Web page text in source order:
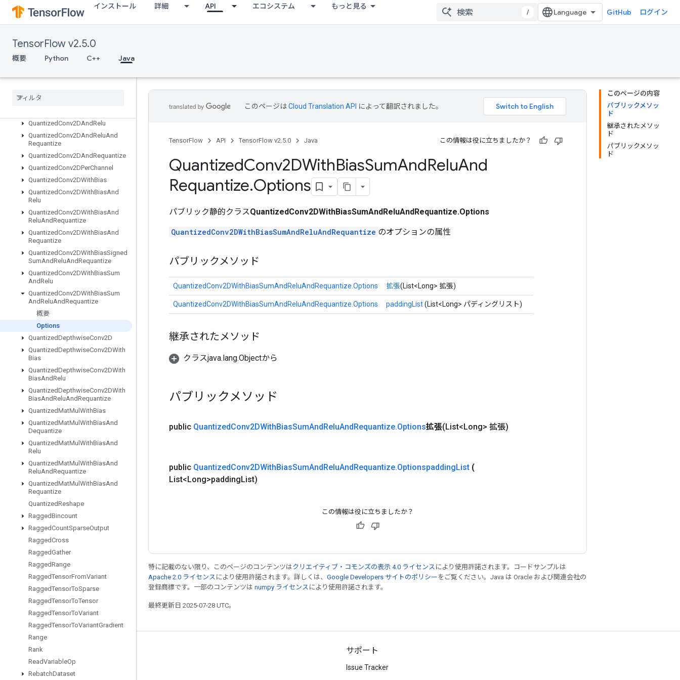
インストール 詳細 API エコシステム もっと見る
/ GitHub ログイン
TensorFlow v2.5.0
概要 Python C++ Java
Prelinearize
PrelinearizeTuple
Quantized
QuantizedConv2DAndRelu
QuantizedConv2DAndReluAnd
Requantize
QuantizedConv2DAndRequantize
QuantizedConv2DPerChannel
QuantizedConv2DWithBias
QuantizedConv2DWithBiasAnd
Relu
QuantizedConv2DWithBiasAnd
ReluAndRequantize
QuantizedConv2DWithBiasAnd
Requantize
QuantizedConv2DWithBiasSigned
SumAndReluAndRequantize
QuantizedConv2DWithBiasSum
AndRelu
QuantizedConv2DWithBiasSum
AndReluAndRequantize
概要
Options
QuantizedDepthwiseConv2D
QuantizedDepthwiseConv2DWith
Bias
QuantizedDepthwiseConv2DWith
BiasAndRelu
QuantizedDepthwiseConv2DWith
BiasAndReluAndRequantize
QuantizedMatMul WithBias
QuantizedMatMul WithBiasAnd
Dequantize
QuantizedMatMul WithBiasAnd
Relu
QuantizedMatMul WithBiasAnd
ReluAndRequantize
QuantizedMatMul WithBiasAnd
Requantize
QuantizedReshape
RaggedBincount
RaggedCountSparseOutput
RaggedCross
RaggedGather
RaggedRange
RaggedTensorFromVariant
RaggedTensorToSparse
RaggedTensorToTensor
RaggedTensorToVariant
RaggedTensorToVariantGradient
Range
Rank
ReadVariableOp
RebatchDataset
このページの内容
パブリックメソッ
ド
継承されたメソッ
ド
パブリックメソッ
ド
このページはCloud Translation API によって翻訳されました。
TensorFlow API TensorFlow v2.5.0 Java この情報は役に立ちましたか？
QuantizedConv2DWithBiasSumAndReluAnd
Requantize.Options
パブリック静的クラスQuantizedConv2DWithBiasSumAndReluAndRequantize.Options
QuantizedConv2DWithBiasSumAndReluAndRequantize のオプションの属性
パブリックメソッド
QuantizedConv2DWithBiasSumAndReluAndRequantize.Options 拡張(List<Long> 拡張)
QuantizedConv2DWithBiasSumAndReluAndRequantize.Options paddingList(List<Long> パディングリスト)
継承されたメソッド
クラスjava.lang.Objectから
パブリックメソッド
public QuantizedConv2DWithBiasSumAndReluAndRequantize.Options拡張(List<Long> 拡張)
public QuantizedConv2DWithBiasSumAndReluAndRequantize.OptionspaddingList (
List<Long>paddingList)
この情報は役に立ちましたか？
特に記載のない限り、このページのコンテンツはクリエイティブ・コモンズの表示 4.0 ライセンス により使用許諾されます。コードサンプルは
Apache 2.0 ライセンス により使用許諾されます。詳しくは、 Google Developers サイトのポリシー をご覧ください。Java は Oracle および関連会社の
登録商標です。一部のコンテンツは numpy ライセンス により使用許諾されます。
最終更新日 2025-07-28 UTC。
つながる サポート
Issue Tracker